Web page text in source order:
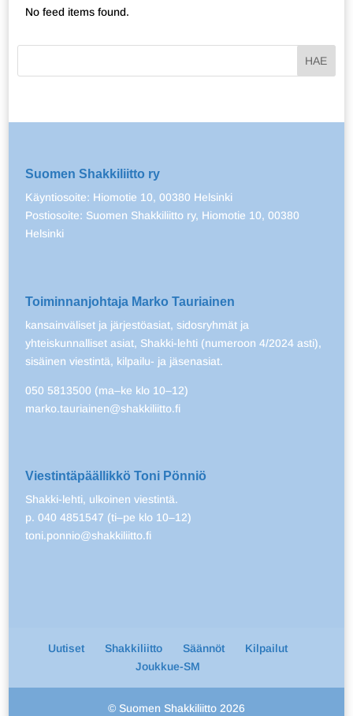
No feed items found.
Suomen Shakkiliitto ry
Käyntiosoite: Hiomotie 10, 00380 Helsinki
Postiosoite: Suomen Shakkiliitto ry, Hiomotie 10, 00380
Helsinki
Toiminnanjohtaja Marko Tauriainen
kansainväliset ja järjestöasiat, sidosryhmät ja
yhteiskunnalliset asiat, Shakki-lehti (numeroon 4/2024 asti),
sisäinen viestintä, kilpailu- ja jäsenasiat.
050 5813500 (ma–ke klo 10–12)
marko.tauriainen@shakkiliitto.fi
Viestintäpäällikkö Toni Pönniö
Shakki-lehti, ulkoinen viestintä.
p. 040 4851547 (ti–pe klo 10–12)
toni.ponnio@shakkiliitto.fi
Uutiset Shakkiliitto Säännöt
Kilpailut
Joukkue-SM
© Suomen Shakkiliitto 2026